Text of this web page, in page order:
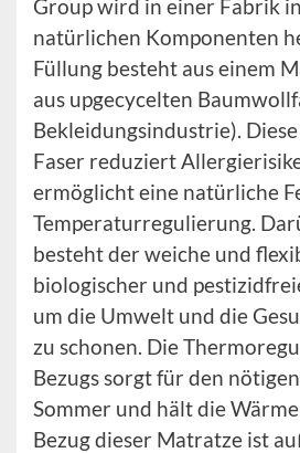
Group wird in einer Fabrik
natürlichen Komponenten
Füllung besteht aus einem
aus upgecycelten
Bekleidungsindustrie).
Faser reduziert
ermöglicht eine natürliche
Temperaturregulierung.
besteht der weiche und
biologischer und
um die Umwelt und die
zu schonen. Die
Bezugs sorgt für den
Sommer und hält die
Bezug dieser Matratze ist